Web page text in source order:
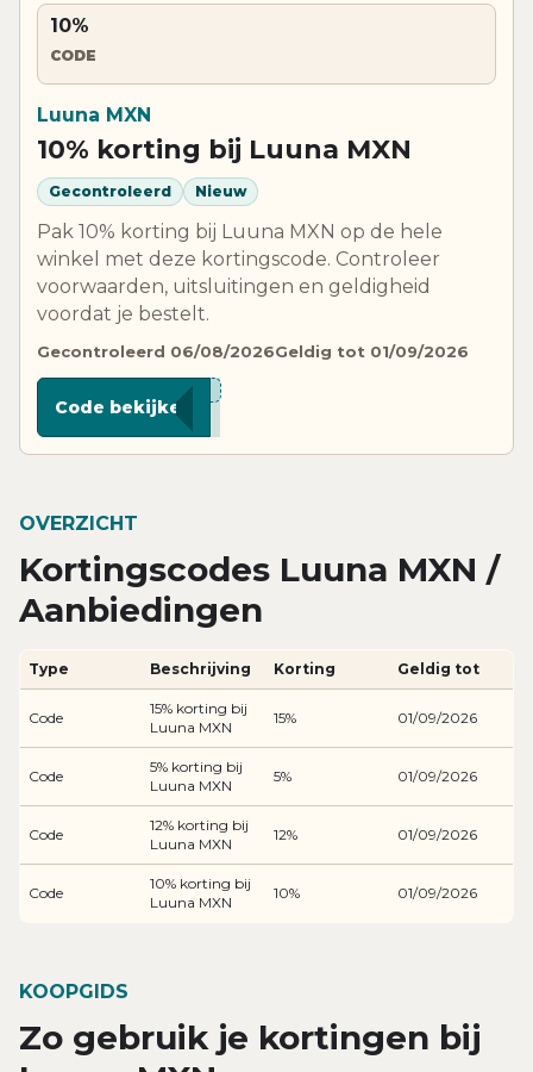
10%
CODE
Luuna MXN
10% korting bij Luuna MXN
Gecontroleerd Nieuw
Pak 10% korting bij Luuna MXN op de hele
winkel met deze kortingscode. Controleer
voorwaarden, uitsluitingen en geldigheid
voordat je bestelt.
Gecontroleerd 06/08/2026Geldig tot 01/09/2026
****A10
Code bekijken
OVERZICHT
Kortingscodes Luuna MXN /
Aanbiedingen
Type Beschrijving Korting Geldig tot
Code
15% korting bij
Luuna MXN
15% 01/09/2026
Code
5% korting bij
Luuna MXN
5% 01/09/2026
Code
12% korting bij
Luuna MXN
12% 01/09/2026
Code
10% korting bij
Luuna MXN
10% 01/09/2026
KOOPGIDS
Zo gebruik je kortingen bij